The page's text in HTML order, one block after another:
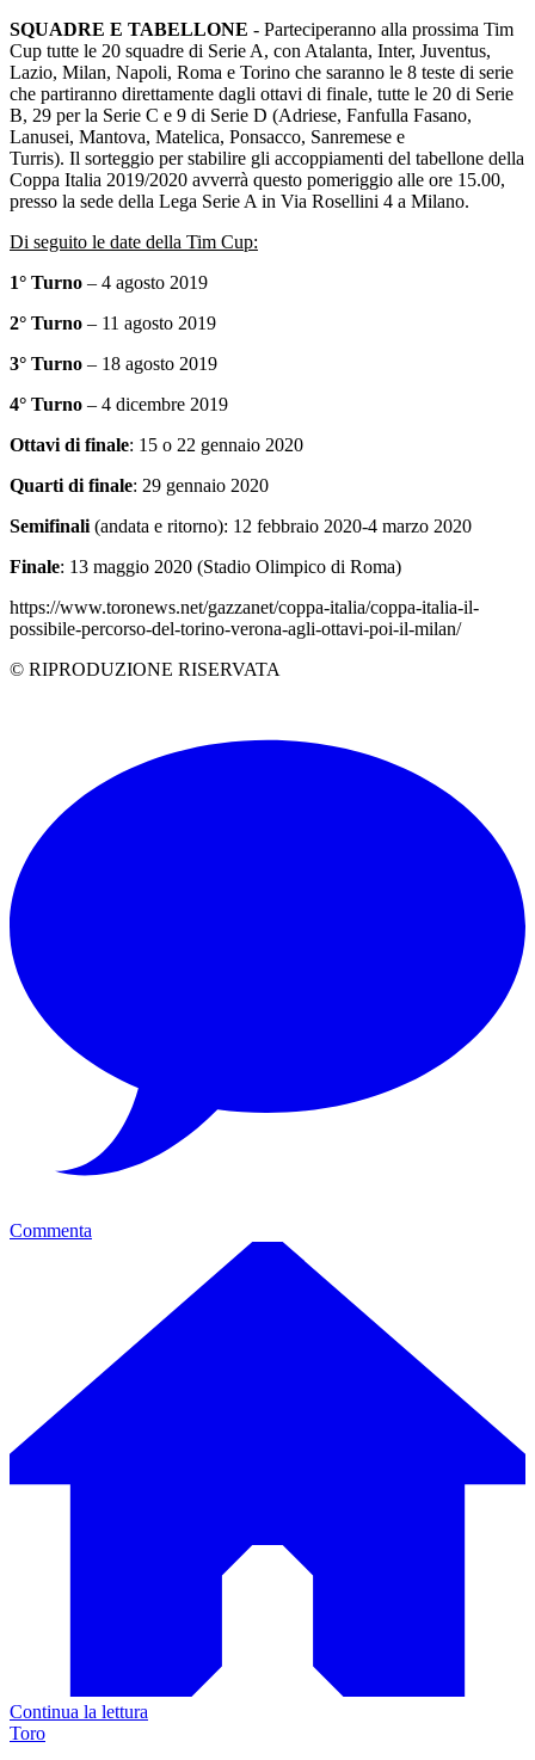
SQUADRE E TABELLONE - Parteciperanno alla prossima Tim
Cup tutte le 20 squadre di Serie A, con Atalanta, Inter, Juventus,
Lazio, Milan, Napoli, Roma e Torino che saranno le 8 teste di serie
che partiranno direttamente dagli ottavi di finale, tutte le 20 di Serie
B, 29 per la Serie C e 9 di Serie D (Adriese, Fanfulla Fasano,
Lanusei, Mantova, Matelica, Ponsacco, Sanremese e
Turris). Il sorteggio per stabilire gli accoppiamenti del tabellone della
Coppa Italia 2019/2020 avverrà questo pomeriggio alle ore 15.00,
presso la sede della Lega Serie A in Via Rosellini 4 a Milano.
Di seguito le date della Tim Cup:
1° Turno – 4 agosto 2019
2° Turno – 11 agosto 2019
3° Turno – 18 agosto 2019
4° Turno – 4 dicembre 2019
Ottavi di finale: 15 o 22 gennaio 2020
Quarti di finale: 29 gennaio 2020
Semifinali (andata e ritorno): 12 febbraio 2020-4 marzo 2020
Finale: 13 maggio 2020 (Stadio Olimpico di Roma)
https://www.toronews.net/gazzanet/coppa-italia/coppa-italia-il-
possibile-percorso-del-torino-verona-agli-ottavi-poi-il-milan/
© RIPRODUZIONE RISERVATA
Commenta
Continua la lettura
Toro